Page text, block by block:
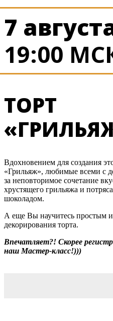
7
19:00
ТОРТ
Вдохновением для создания
«Грильяж», любимые всеми с
за неповторимое сочетание
хрустящего грильяжа и
шоколадом.
А еще Вы научитесь простым
декорирования торта.
Впечатляет?! Скорее
наш Мастер-класс!)))